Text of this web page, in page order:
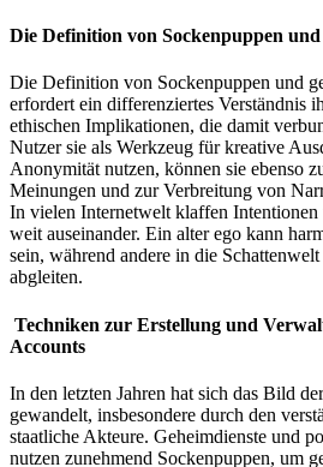
Die Definition von Sockenpuppen
Die Definition von Sockenpuppen und
erfordert ein differenziertes Verständnis
ethischen Implikationen, die damit
Nutzer sie als Werkzeug für kreative
Anonymität nutzen, können sie ebenso
Meinungen und zur Verbreitung von
In vielen Internetwelt klaffen
weit auseinander. Ein alter ego kann
sein, während andere in die
abgleiten.
Techniken zur Erstellung und
Accounts
In den letzten Jahren hat sich das Bild
gewandelt, insbesondere durch den
staatliche Akteure. Geheimdienste und
nutzen zunehmend Sockenpuppen, um